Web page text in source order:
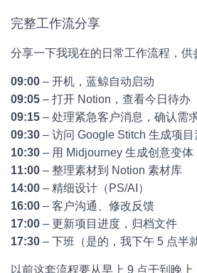
完整工作流分享
分享一下我现在的日常工作流程，供
09:00 – 开机，蓝鲸自动启动
09:05 – 打开 Notion，查看今日待办
09:15 – 处理紧急客户消息，确认需
09:30 – 访问 Google Stitch 生成项目
10:30 – 用 Midjourney 生成创意变体
11:00 – 整理素材到 Notion 素材库
14:00 – 精细设计（PS/AI）
16:00 – 客户沟通、修改反馈
17:00 – 更新项目进度，归档文件
17:30 – 下班（是的，我下午 5 点半
以前这套流程要从早上 9 点干到晚